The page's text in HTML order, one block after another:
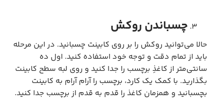
چسباندن روکش
حالا می‌توانید روکش را بر روی کابینت چسبانید. در این مرحله
باید از تمام دقت و توجه خود استفاده کنید. اول ده
سانتی‌متر از کاغذِ برچسب را جدا کنید و روی لبه سطح کابینت
بگذارید. با کمک یک کارد، برچسب را آرام آرام به کابینت
بچسبانید و همزمان کاغذ را قدم به قدم از برچسب جدا کنید.